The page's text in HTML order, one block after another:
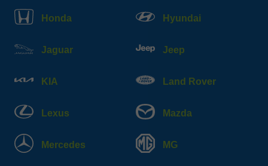
Honda Hyundai
Jaguar Jeep
KIA Land Rover
Lexus Mazda
Mercedes MG